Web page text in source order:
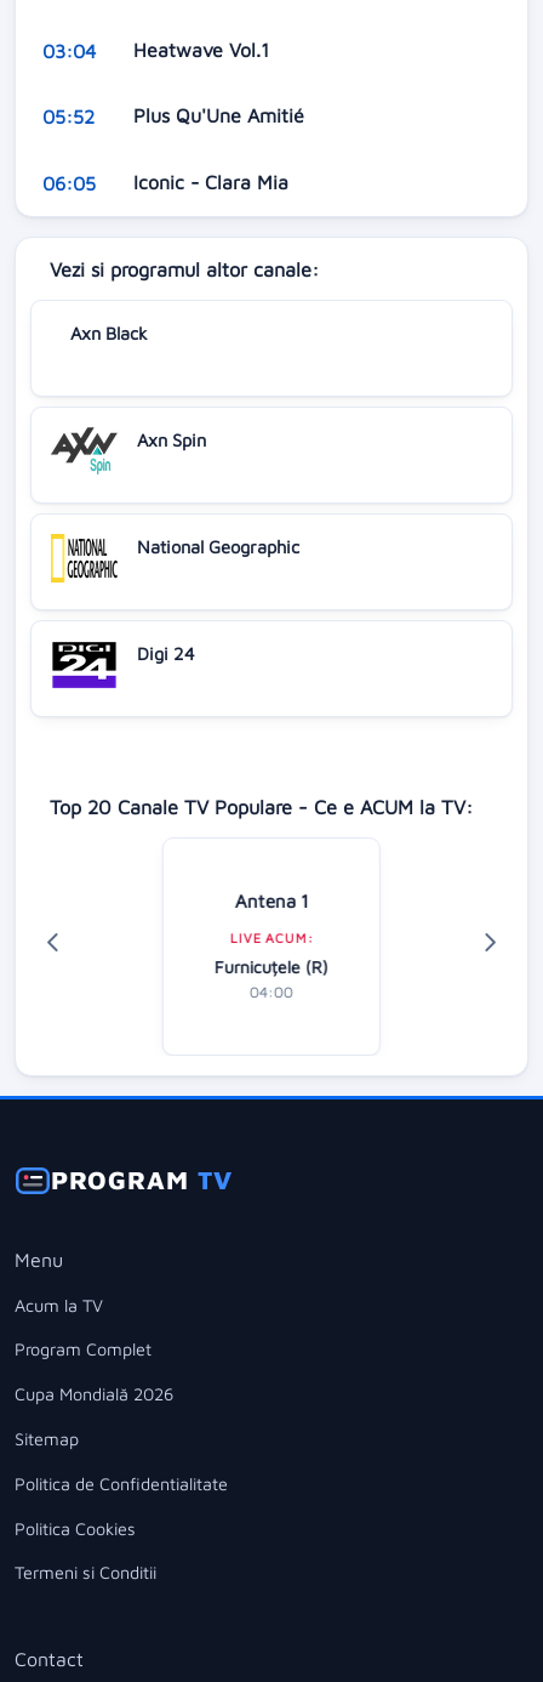
03:04 Heatwave Vol.1
05:52 Plus Qu'Une Amitié
06:05 Iconic - Clara Mia
Vezi si programul altor canale:
Axn Black
Axn Spin
National Geographic
Digi 24
Top 20 Canale TV Populare - Ce e ACUM la TV:
Antena 1
LIVE ACUM:
Furnicuțele (R)
04:00
PROGRAMTV
Menu
Acum la TV
Program Complet
Cupa Mondială 2026
Sitemap
Politica de Confidentialitate
Politica Cookies
Termeni si Conditii
Contact